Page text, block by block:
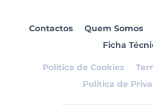
Contactos Quem Somos
Ficha
Política de Cookies
Política de